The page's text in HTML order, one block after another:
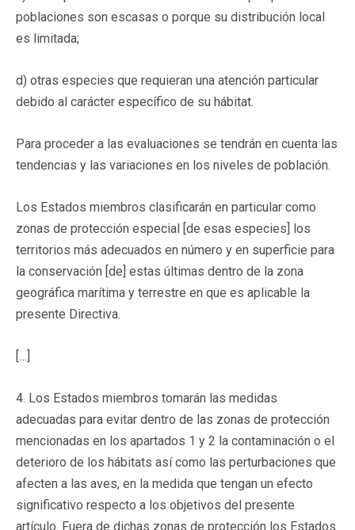
poblaciones son escasas o porque su distribución local
es limitada;
d) otras especies que requieran una atención particular
debido al carácter específico de su hábitat.
Para proceder a las evaluaciones se tendrán en cuenta las
tendencias y las variaciones en los niveles de población.
Los Estados miembros clasificarán en particular como
zonas de protección especial [de esas especies] los
territorios más adecuados en número y en superficie para
la conservación [de] estas últimas dentro de la zona
geográfica marítima y terrestre en que es aplicable la
presente Directiva.
[…]
4. Los Estados miembros tomarán las medidas
adecuadas para evitar dentro de las zonas de protección
mencionadas en los apartados 1 y 2 la contaminación o el
deterioro de los hábitats así como las perturbaciones que
afecten a las aves, en la medida que tengan un efecto
significativo respecto a los objetivos del presente
artículo. Fuera de dichas zonas de protección los Estados